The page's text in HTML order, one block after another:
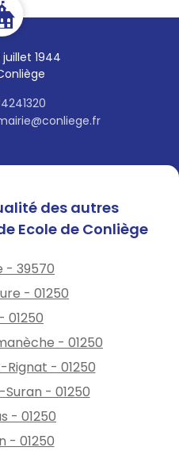
juillet 1944
des autres
Ecole de Conliège
- 39570
- 01250
01250
- 01250
- 01250
- 01250
- 01250
- 01250